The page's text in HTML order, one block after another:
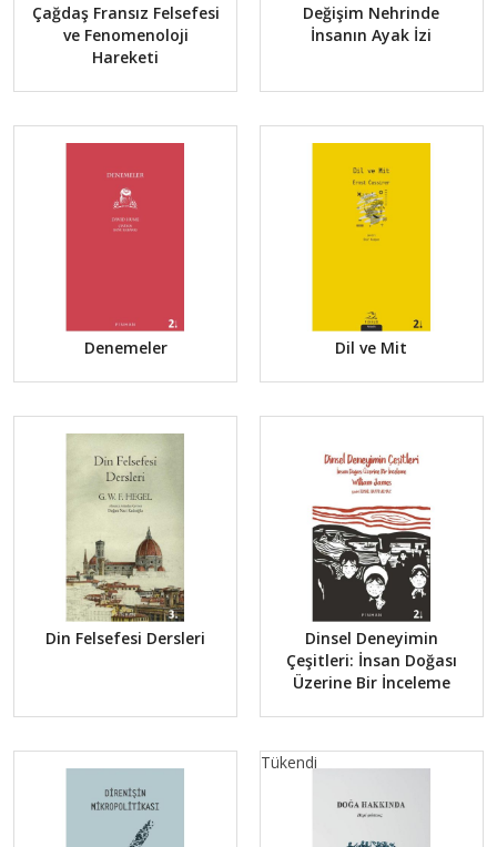
Çağdaş Fransız Felsefesi
ve Fenomenoloji
Hareketi
Değişim Nehrinde
İnsanın Ayak İzi
Denemeler Dil ve Mit
Din Felsefesi Dersleri
Dinsel Deneyimin
Çeşitleri: İnsan Doğası
Üzerine Bir İnceleme
Tükendi